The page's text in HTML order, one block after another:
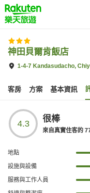
to
top
page
神田貝爾肯飯店
1-4-7 Kandasudacho,
客房 方案 基本資訊
4.3 很棒
來自真實住客的
地點
設施與設備
服務與工作人員